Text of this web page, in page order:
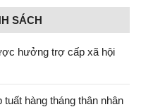
SÁCH
hưởng trợ cấp xã hội
hàng tháng thân nhân